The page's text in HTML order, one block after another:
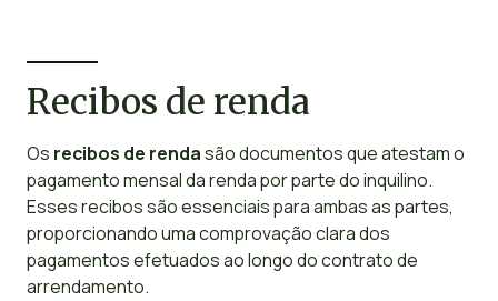
Recibos de renda
Os recibos de rendasão documentos que atestam o
pagamento mensal da renda por parte do inquilino.
Esses recibos são essenciais para ambas as partes,
proporcionando uma comprovação clara dos
pagamentos efetuados ao longo do contrato de
arrendamento.